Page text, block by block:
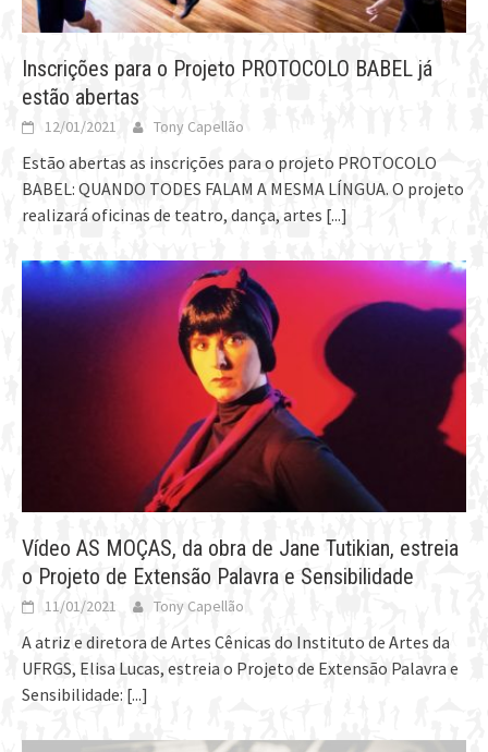
Inscrições para o Projeto PROTOCOLO BABEL já
estão abertas
12/01/2021 Tony Capellão
Estão abertas as inscrições para o projeto PROTOCOLO
BABEL: QUANDO TODES FALAM A MESMA LÍNGUA. O projeto
realizará oficinas de teatro, dança, artes [...]
Vídeo AS MOÇAS, da obra de Jane Tutikian, estreia
o Projeto de Extensão Palavra e Sensibilidade
11/01/2021 Tony Capellão
A atriz e diretora de Artes Cênicas do Instituto de Artes da
UFRGS, Elisa Lucas, estreia o Projeto de Extensão Palavra e
Sensibilidade: [...]